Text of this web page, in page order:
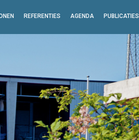
REFERENTIES AGENDA PUBLICATIES